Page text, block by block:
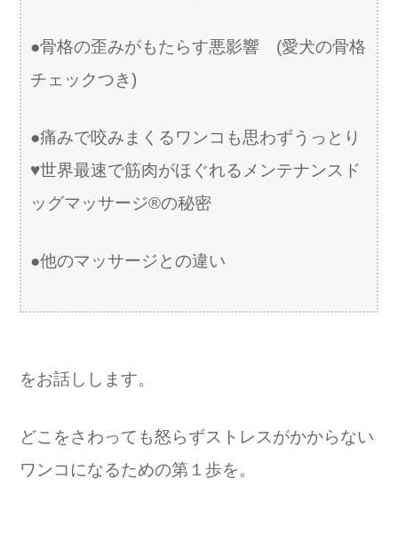
●骨格の歪みがもたらす悪影響 (愛犬の骨格
チェックつき)
●痛みで咬みまくるワンコも思わずうっとり
♥️世界最速で筋肉がほぐれるメンテナンスド
ッグマッサージ®️の秘密
●他のマッサージとの違い
をお話しします。
どこをさわっても怒らずストレスがかからない
ワンコになるための第１歩を。